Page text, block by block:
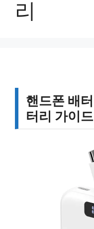
리
핸드폰 배
터리 가이드